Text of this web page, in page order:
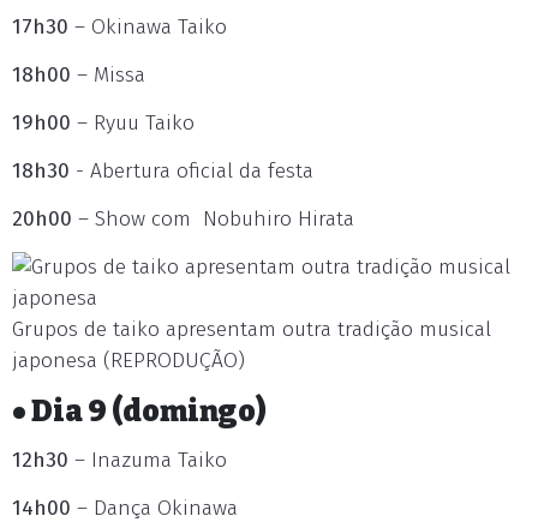
17h30 – Okinawa Taiko
18h00 – Missa
19h00 – Ryuu Taiko
18h30 - Abertura oficial da festa
20h00 – Show com Nobuhiro Hirata
Grupos de taiko apresentam outra tradição musical
japonesa (REPRODUÇÃO)
• Dia 9 (domingo)
12h30 – Inazuma Taiko
14h00 – Dança Okinawa